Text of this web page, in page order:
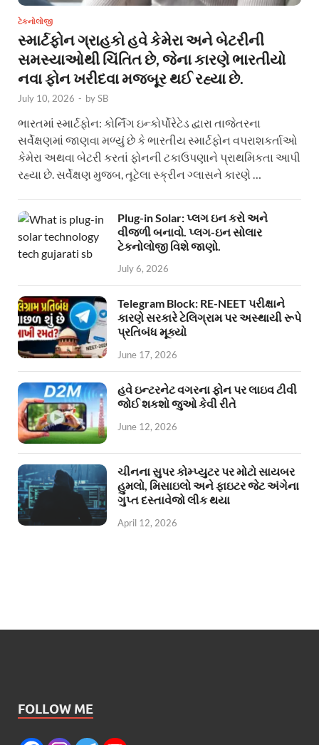
ટેકનોલોજી
સ્માર્ટફોન ગ્રાહકો હવે કેમેરા અને બેટરીની
સમસ્યાઓથી ચિંતિત છે, જેના કારણે ભારતીયો
નવા ફોન ખરીદવા મજબૂર થઈ રહ્યા છે.
July 10, 2026 - bySB
ભારતમાં સ્માર્ટફોન: કોર્નિંગ ઇન્કોર્પોરેટેડ દ્વારા તાજેતરના
સર્વેક્ષણમાં જાણવા મળ્યું છે કે ભારતીય સ્માર્ટફોન વપરાશકર્તાઓ
કેમેરા અથવા બેટરી કરતાં ફોનની ટકાઉપણાને પ્રાથમિકતા આપી
રહ્યા છે. સર્વેક્ષણ મુજબ, તૂટેલા સ્ક્રીન ગ્લાસને કારણે …
Plug-in Solar: પ્લગ ઇન કરો અને
વીજળી બનાવો. પ્લગ-ઇન સોલાર
ટેકનોલોજી વિશે જાણો.
July 6, 2026
Telegram Block: RE-NEET પરીક્ષાને
કારણે સરકારે ટેલિગ્રામ પર અસ્થાયી રૂપે
પ્રતિબંધ મૂક્યો
June 17, 2026
હવે ઇન્ટરનેટ વગરના ફોન પર લાઇવ ટીવી
જોઈ શકશો જુઓ કેવી રીતે
June 12, 2026
ચીનના સુપર કોમ્પ્યુટર પર મોટો સાયબર
હુમલો, મિસાઇલો અને ફાઇટર જેટ અંગેના
ગુપ્ત દસ્તાવેજો લીક થયા
April 12, 2026
FOLLOW ME